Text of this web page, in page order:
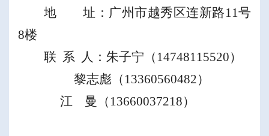
地
址： 广州市越秀区连新路11号
8楼
联 系 人： 朱子宁 （ 14748115520）
黎志彪（ 13360560482）
江
曼（ 13660037218）